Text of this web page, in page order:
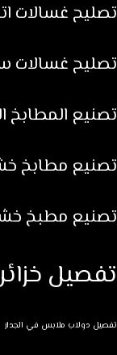
تصليح غسالات
تصليح غسالات
تصنيع المطابخ
تصنيع مطابخ
تصنيع مطبخ
تفصيل
تفصيل دولاب ملابس في الجدار